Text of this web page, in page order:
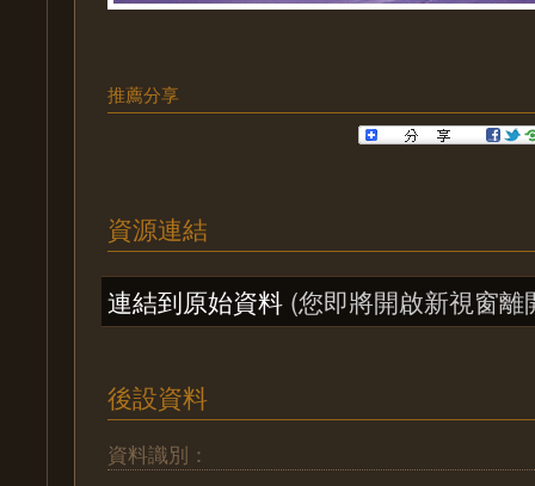
推薦分享
資源連結
連結到原始資料 (您即將開啟新視窗離
後設資料
資料識別：